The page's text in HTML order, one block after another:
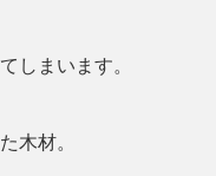
しまいます。
木材。